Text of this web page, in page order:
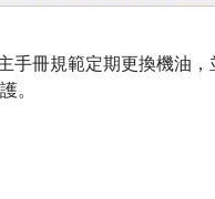
手冊規範定期更換機油
。